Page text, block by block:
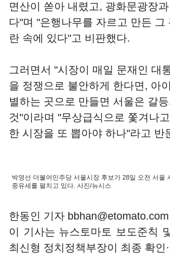
면산이 쏟아 내렸고, 광화문광장
다"며 "은행나무를 자르고 만든 그
란 속에 있다"고 비판했다.
그러면서 "시장이 매일 문재인 대
을 정쟁으로 불안하게 한다면, 아
별하는 곳으로 만들면 서울은 갈
것"이라며 "무상급식으로 쫓겨나
한 시장을 또 뽑아야 하나"라고 반
박영선 더불어민주당 서울시장 후보가 28일 오전 서울
중유세를 펼치고 있다. 사진/뉴시스
한동인 기자 bbhan@etomato.com
이 기사는 뉴스토마토 보도준칙
최신형 정치정책부장이 최종 확인